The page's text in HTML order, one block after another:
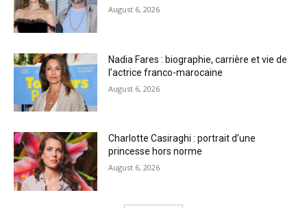
August 6, 2026
Nadia Fares : biographie, carrière et vie de
l’actrice franco-marocaine
August 6, 2026
Charlotte Casiraghi : portrait d’une
princesse hors norme
August 6, 2026